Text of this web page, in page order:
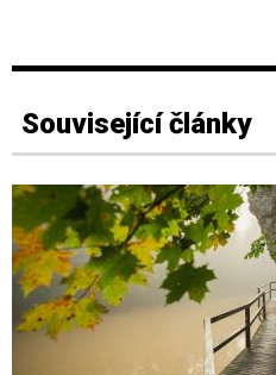
Související články